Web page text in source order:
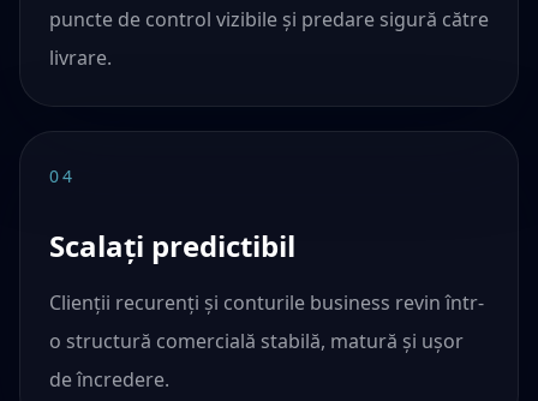
puncte de control vizibile și predare sigură către
livrare.
04
Scalați predictibil
Clienții recurenți și conturile business revin într-
o structură comercială stabilă, matură și ușor
de încredere.